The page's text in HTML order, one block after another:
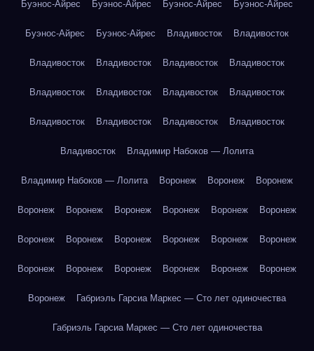
Буэнос-Айрес Буэнос-Айрес Буэнос-Айрес Буэнос-Айрес
Буэнос-Айрес Буэнос-Айрес Владивосток Владивосток
Владивосток Владивосток Владивосток Владивосток
Владивосток Владивосток Владивосток Владивосток
Владивосток Владивосток Владивосток Владивосток
Владивосток Владимир Набоков — Лолита
Владимир Набоков — Лолита Воронеж Воронеж Воронеж
Воронеж Воронеж Воронеж Воронеж Воронеж Воронеж
Воронеж Воронеж Воронеж Воронеж Воронеж Воронеж
Воронеж Воронеж Воронеж Воронеж Воронеж Воронеж
Воронеж Габриэль Гарсиа Маркес — Сто лет одиночества
Габриэль Гарсиа Маркес — Сто лет одиночества